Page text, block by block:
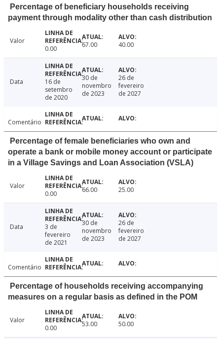
Percentage of beneficiary households receiving
payment through modality other than cash distribution
Valor
0.00
67.00 40.00
Data
16 de
setembro
de 2020
30 de
novembro
de 2023
26 de
fevereiro
de 2027
Comentário
Percentage of female beneficiaries who own and
operate a bank or mobile money account or participate
in a Village Savings and Loan Association (VSLA)
Valor
0.00
66.00 25.00
Data
3 de
fevereiro
de 2021
30 de
novembro
de 2023
26 de
fevereiro
de 2027
Comentário
Percentage of households receiving accompanying
measures on a regular basis as defined in the POM
Valor
0.00
53.00 50.00